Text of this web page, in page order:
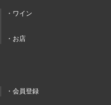
ワイン
お店
会員登録